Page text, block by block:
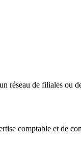
réseau de filiales ou
comptable et de